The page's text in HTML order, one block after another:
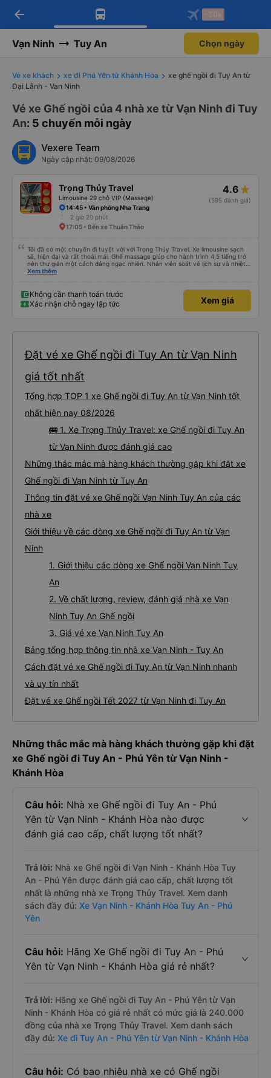
Tải app Vexere ngay!
Nhận ưu đãi thành viên độc
Mở app
Tải app Vexere
-30k/ghế khi đặt vé máy bay qua
Mở app
arrow_back -30k
Vạn Ninh Tuy An Chọn ngày
Vé xe khách xe đi Phú Yên từ Khánh Hòa
xe ghế ngồi đi Tuy An từ
Đại Lãnh - Vạn Ninh
Vé xe Ghế ngồi của 4 nhà xe từ Vạn Ninh đi Tuy
An: 5 chuyến mỗi ngày
Vexere Team
Ngày cập nhật: 09/08/2026
Trọng Thủy Travel
Limousine 29 chỗ VIP (Massage)
4.6
(595 đánh giá)
14:45 • Văn phòng Nha Trang
2 giờ 20 phút
17:05 • Bến xe Thuận Thảo
Tôi đã có một chuyến đi tuyệt vời với Trọng Thủy Travel. Xe limousine sạch
sẽ, hiện đại và rất thoải mái. Ghế massage giúp cho hành trình 4,5 tiếng trở
nên thư giãn một cách đáng ngạc nhiên. Nhân viên soát vé lịch sự và nhiệt
tình, tài xế cẩn thận và chuyên nghiệp, mọi thứ đều được tổ chức tốt. Các
đến khi đến nơi - đều suôn sẻ và không gặp rắc rối. Tôi rất hài lòng với công
ty này và chắc chắn sẽ chọn Trọng Thủy Travel một lần nữa. Rất đáng giới
thiệu!
Xem thêm
Không cần thanh toán trước
Xác nhận chỗ ngay lập tức
Xem giá
Đặt vé xe Ghế ngồi đi Tuy An từ Vạn Ninh
giá tốt nhất
Tổng hợp TOP 1 xe Ghế ngồi đi Tuy An từ Vạn Ninh tốt
nhất hiện nay 08/2026
🚌 1. Xe Trọng Thủy Travel: xe Ghế ngồi đi Tuy An
từ Vạn Ninh được đánh giá cao
Những thắc mắc mà hàng khách thường gặp khi đặt xe
Ghế ngồi đi Vạn Ninh từ Tuy An
Thông tin đặt vé xe Ghế ngồi Vạn Ninh Tuy An của các
nhà xe
Giới thiệu về các dòng xe Ghế ngồi đi Tuy An từ Vạn
Ninh
1. Giới thiệu các dòng xe Ghế ngồi Vạn Ninh Tuy
An
2. Về chất lượng, review, đánh giá nhà xe Vạn
Ninh Tuy An Ghế ngồi
3. Giá vé xe Vạn Ninh Tuy An
Bảng tổng hợp thông tin nhà xe Vạn Ninh - Tuy An
Cách đặt vé xe Ghế ngồi đi Tuy An từ Vạn Ninh nhanh
và uy tín nhất
Đặt vé xe Ghế ngồi Tết 2027 từ Vạn Ninh đi Tuy An
Những thắc mắc mà hàng khách thường gặp khi đặt
xe Ghế ngồi đi Tuy An - Phú Yên từ Vạn Ninh -
Khánh Hòa
Câu hỏi: Nhà xe Ghế ngồi đi Tuy An - Phú
Yên từ Vạn Ninh - Khánh Hòa nào được
đánh giá cao cấp, chất lượng tốt nhất?
Trả lời: Nhà xe Ghế ngồi đi Vạn Ninh - Khánh Hòa Tuy
An - Phú Yên được đánh giá cao cấp, chất lượng tốt
nhất là những nhà xe Trọng Thủy Travel. Xem danh
sách đầy đủ: Xe Vạn Ninh - Khánh Hòa Tuy An - Phú
Yên
Câu hỏi: Hãng Xe Ghế ngồi đi Tuy An - Phú
Yên từ Vạn Ninh - Khánh Hòa giá rẻ nhất?
Trả lời: Hãng xe Ghế ngồi đi Tuy An - Phú Yên từ Vạn
Ninh - Khánh Hòa có giá rẻ nhất có mức giá là 240.000
đồng của nhà xe Trọng Thủy Travel. Xem danh sách
đầy đủ: Xe đi Tuy An - Phú Yên từ Vạn Ninh - Khánh Hòa
Câu hỏi: Có bao nhiêu nhà xe có Ghế ngồi